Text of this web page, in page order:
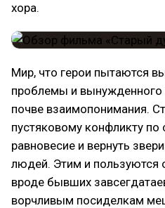
хора.
Мир, что герои пытаются
проблемы и вынужденного
почве взаимопонимания.
пустяковому конфликту по
равновесие и вернуть
людей. Этим и пользуются
вроде бывших
ворчливым посиделкам